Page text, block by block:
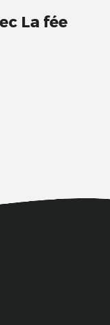
La fée